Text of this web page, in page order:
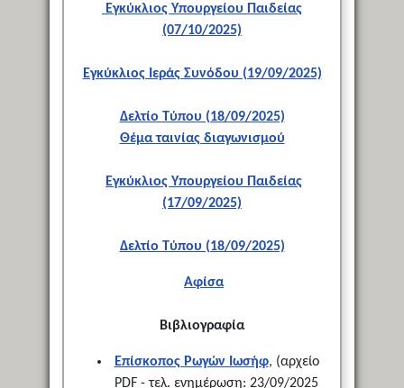
Εγκύκλιος Υπουργείου Παιδείας
(07/10/2025)
Εγκύκλιος Ιεράς Συνόδου (19/09/2025)
Δελτίο Τύπου (18/09/2025)
Θέμα ταινίας διαγωνισμού
Εγκύκλιος Υπουργείου Παιδείας
(17/09/2025)
Δελτίο Τύπου (18/09/2025)
Αφίσα
Βιβλιογραφία
Επίσκοπος Ρωγών Ιωσήφ, (αρχείο
PDF - τελ. ενημέρωση: 23/09/2025